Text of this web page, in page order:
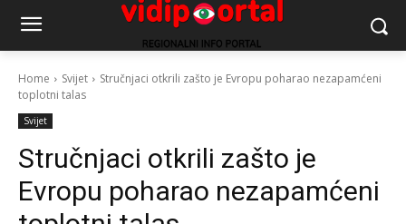
Home Svijet
Stručnjaci otkrili zašto je Evropu poharao nezapamćeni
toplotni talas
Svijet
Stručnjaci otkrili zašto je
Evropu poharao nezapamćeni